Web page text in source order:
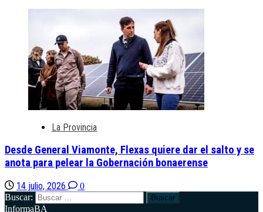
La Provincia
Desde General Viamonte, Flexas quiere dar el salto y se
anota para pelear la Gobernación bonaerense
14 julio, 2026
0
Buscar:
InformaBA